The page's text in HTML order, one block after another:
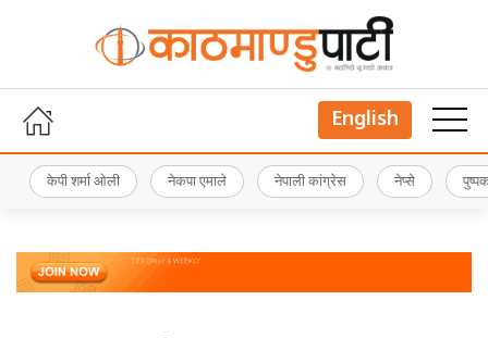
English
केपी शर्मा ओली नेकपा एमाले नेपाली कांग्रेस नेप्से